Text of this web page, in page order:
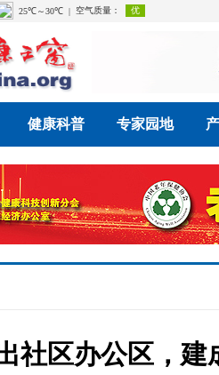
健康科普 专家园地
社区办公区，建